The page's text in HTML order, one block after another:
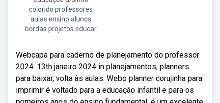
colorido professores
aulas ensino alunos
bordas projetos educar
Webcapa para caderno de planejamento do professor
2024. 13th janeiro 2024 in planejamentos, planners
para baixar, volta às aulas. Webo planner corujinha para
imprimir é voltado para a educação infantil e para os